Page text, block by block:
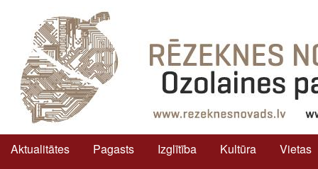
Aktualitātes Pagasts Izglītība Kultūra
Vietas